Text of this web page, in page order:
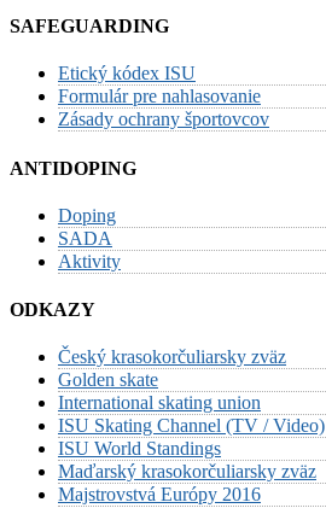
SAFEGUARDING
Etický kódex ISU
Formulár pre nahlasovanie
Zásady ochrany športovcov
ANTIDOPING
Doping
SADA
Aktivity
ODKAZY
Český krasokorčuliarsky zväz
Golden skate
International skating union
ISU Skating Channel (TV / Video)
ISU World Standings
Maďarský krasokorčuliarsky zväz
Majstrovstvá Európy 2016